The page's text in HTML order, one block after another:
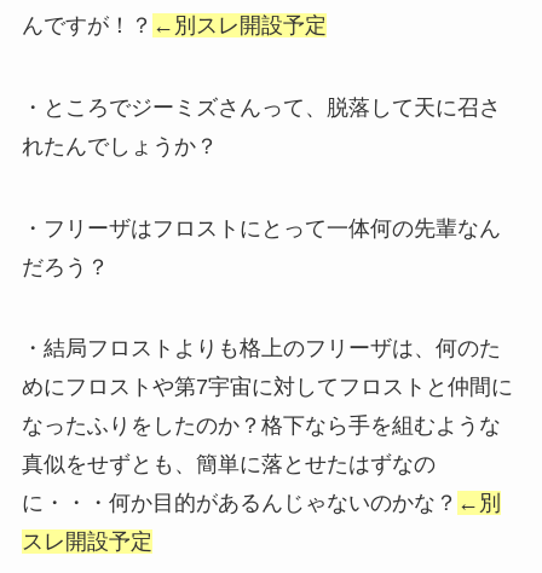
んですが！？ ←別スレ開設予定
・ところでジーミズさんって、脱落して天に召さ
れたんでしょうか？
・フリーザはフロストにとって一体何の先輩なん
だろう？
・結局フロストよりも格上のフリーザは、何のた
めにフロストや第7宇宙に対してフロストと仲間に
なったふりをしたのか？格下なら手を組むような
真似をせずとも、簡単に落とせたはずなの
に・・・何か目的があるんじゃないのかな？ ←別
スレ開設予定